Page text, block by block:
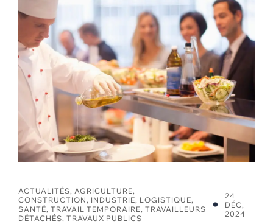
ACTUALITÉS, AGRICULTURE,
CONSTRUCTION, INDUSTRIE, LOGISTIQUE,
SANTÉ, TRAVAIL TEMPORAIRE, TRAVAILLEURS
DÉTACHÉS, TRAVAUX PUBLICS
24
DÉC,
2024